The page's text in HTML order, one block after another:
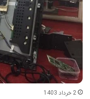
2 خرداد 1403